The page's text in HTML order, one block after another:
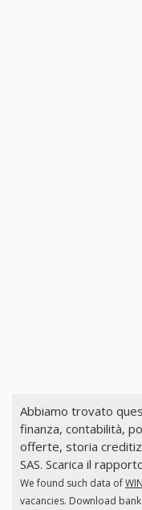
Abbiamo trovato
finanza, contabilità,
offerte, storia
SAS. Scarica il
We found such data of
vacancies. Download